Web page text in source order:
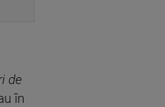
de
în